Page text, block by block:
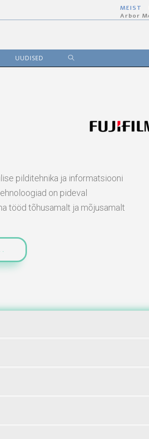
MEIST
Arbor
UUDISED
pilditehnika ja informatsiooni
on pideval
tööd tõhusamalt ja mõjusamalt